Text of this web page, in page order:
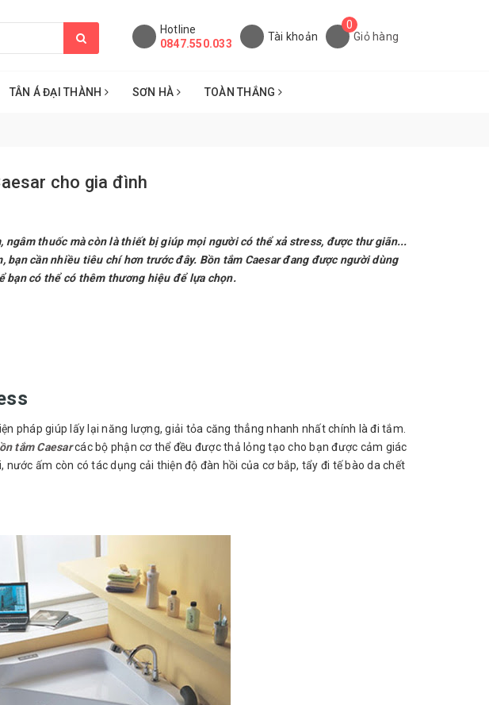
Hotline
0847.550.033
Tài khoản
0
Giỏ hàng
TÂN Á ĐẠI THÀNH SƠN HÀ TOÀN THẮNG
cho gia đình
ngâm thuốc mà còn là thiết bị giúp mọi người có thể xả stress, được thư giãn...
bạn cần nhiều tiêu chí hơn trước đây. Bồn tắm Caesar đang được người dùng
có thể có thêm thương hiệu để lựa chọn.
pháp giúp lấy lại năng lượng, giải tỏa căng thẳng nhanh nhất chính là đi tắm.
tắm Caesarcác bộ phận cơ thể đều được thả lỏng tạo cho bạn được cảm giác
ấm còn có tác dụng cải thiện độ đàn hồi của cơ bắp, tẩy đi tế bào da chết